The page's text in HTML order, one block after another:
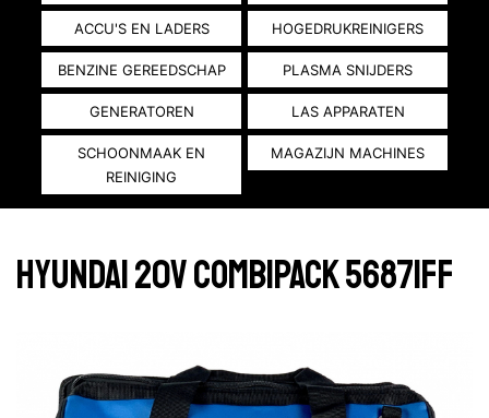
ACCU'S EN LADERS HOGEDRUKREINIGERS
BENZINE GEREEDSCHAP PLASMA SNIJDERS
GENERATOREN LAS APPARATEN
SCHOONMAAK EN
REINIGING
MAGAZIJN MACHINES
HYUNDAI 20V COMBIPACK 56871FF